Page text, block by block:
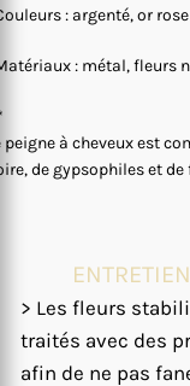
: argenté, or
: métal, fleurs
peigne à cheveux est
de gypsophiles et
> Les fleurs
traités avec des
afin de ne pas